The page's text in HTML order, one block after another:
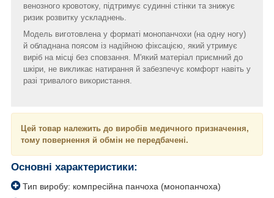
венозного кровотоку, підтримує судинні стінки та знижує
ризик розвитку ускладнень.
Модель виготовлена у форматі монопанчохи (на одну ногу)
й обладнана поясом із надійною фіксацією, який утримує
виріб на місці без сповзання. М'який матеріал приємний до
шкіри, не викликає натирання й забезпечує комфорт навіть у
разі тривалого використання.
Цей товар належить до виробів медичного призначення,
тому повернення й обмін не передбачені.
Основні характеристики:
Тип виробу: компресійна панчоха (монопанчоха)